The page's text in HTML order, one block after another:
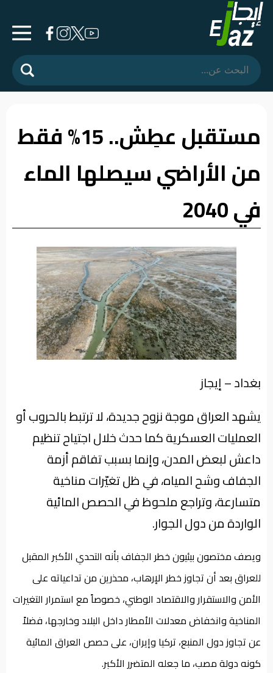
الرئيسية
المشهد
فرشة
الأسواق
وموقف
الفيديوهات
مستقبل عطِش.. 15% فقط
من الأراضي سيصلها الماء
في 2040
بغداد – إيجاز
يشهد العراق موجة نزوح جديدة، لا ترتبط بالحروب أو
العمليات العسكرية كما حدث خلال اجتياح تنظيم
داعش لبعض المدن، وإنما بسبب تفاقم أزمة
الجفاف وشح المياه، في ظل تغيّرات مناخية
متسارعة، وتراجع ملحوظ في الحصص المائية
الواردة من دول الجوار.
ويصف مختصون بيئيون خطر الجفاف بأنه التحدي الأكبر المقبل
للعراق بعد أن تجاوز خطر الإرهاب، محذرين من تداعياته على
الأمن والاستقرار والاقتصاد الوطني، خصوصاً مع استمرار التغيرات
المناخية وانخفاض معدلات الأمطار داخل البلاد وخارجها، فضلاً
عن تجاوز دول المنبع، تركيا وإيران، على حصص العراق المائية
كونه دولة مصب، ما جعله المتضرر الأكبر.